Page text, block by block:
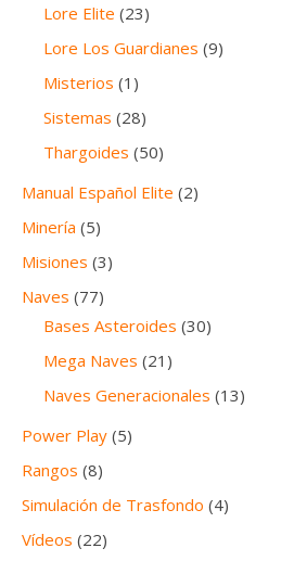
Lore Elite (23)
Lore Los Guardianes (9)
Misterios (1)
Sistemas (28)
Thargoides (50)
Manual Español Elite (2)
Minería (5)
Misiones (3)
Naves (77)
Bases Asteroides (30)
Mega Naves (21)
Naves Generacionales (13)
Power Play (5)
Rangos (8)
Simulación de Trasfondo (4)
Vídeos (22)